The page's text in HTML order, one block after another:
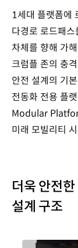
1세대 플랫폼에
다경로 로드패
차체를 향해 가
크럼플 존의 충
안전 설계의 기
전동화 전용 플
Modular
미래 모빌리티
더욱 안전
설계 구조